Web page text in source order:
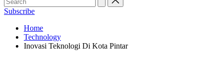
Subscribe
Home
Technology
Inovasi Teknologi Di Kota Pintar